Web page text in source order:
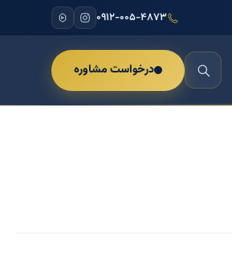
۰۹۱۲-۰۰۵-۴۸۷۳
درخواست مشاوره